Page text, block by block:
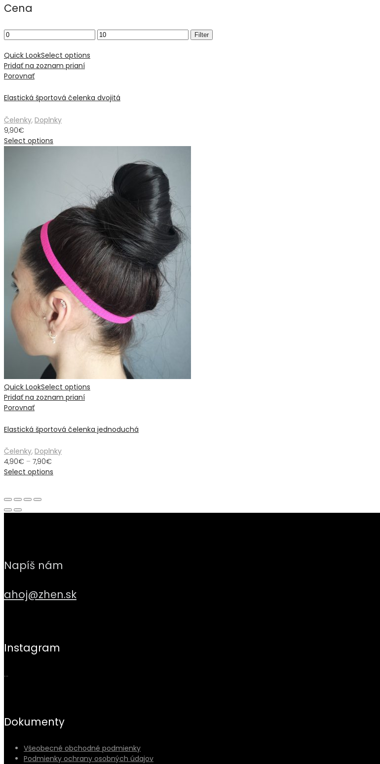
Cena
Min
Max
Filter
Quick LookSelect options
Pridať na zoznam prianí
Porovnať
Elastická športová čelenka dvojitá
Čelenky, Doplnky
9,90€
Select options
Quick LookSelect options
Pridať na zoznam prianí
Porovnať
Elastická športová čelenka jednoduchá
Čelenky, Doplnky
4,90€ – 7,90€
Select options
Napíš nám
ahoj@zhen.sk
Instagram
…
Dokumenty
Všeobecné obchodné podmienky
Podmienky ochrany osobných údajov